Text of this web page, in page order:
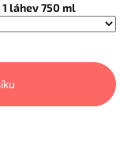
láhev 750 ml